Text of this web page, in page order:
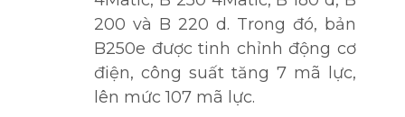
200 và B 220 d. Trong đó, bản
B250e được tinh chỉnh động cơ
điện, công suất tăng 7 mã lực,
lên mức 107 mã lực.